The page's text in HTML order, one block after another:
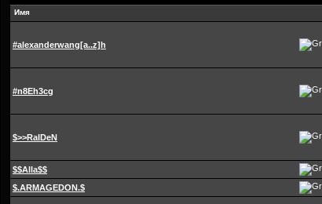
Имя
#alexanderwang[a..z]h
#n8Eh3cg
$>>RaIDeN
$$Alla$$
$.ARMAGEDON.$